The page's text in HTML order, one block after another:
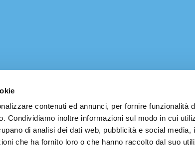
contenuti ed annunci, per fornire funzionalità
Condividiamo inoltre informazioni sul modo in cui
di analisi dei dati web, pubblicità e social media,
che ha fornito loro o che hanno raccolto dal suo